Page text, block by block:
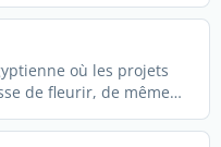
où les projets
de fleurir, de même